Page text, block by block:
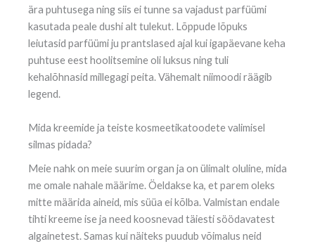
ära puhtusega ning siis ei tunne sa vajadust parfüümi
kasutada peale dushi alt tulekut. Lõppude lõpuks
leiutasid parfüümi ju prantslased ajal kui igapäevane keha
puhtuse eest hoolitsemine oli luksus ning tuli
kehalõhnasid millegagi peita. Vähemalt niimoodi räägib
legend.
Mida kreemide ja teiste kosmeetikatoodete valimisel
silmas pidada?
Meie nahk on meie suurim organ ja on ülimalt oluline, mida
me omale nahale määrime. Öeldakse ka, et parem oleks
mitte määrida aineid, mis süüa ei kõlba. Valmistan endale
tihti kreeme ise ja need koosnevad täiesti söödavatest
algainetest. Samas kui näiteks puudub võimalus neid